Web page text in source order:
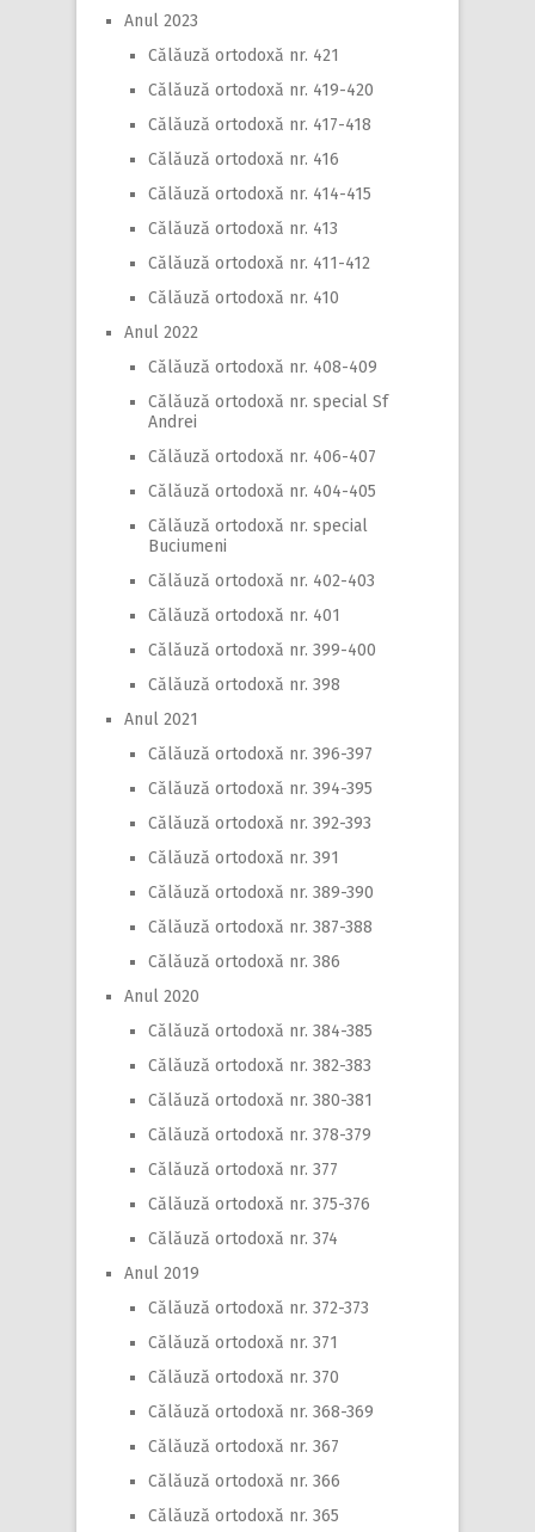
Anul 2023
Călăuză ortodoxă nr. 421
Călăuză ortodoxă nr. 419-420
Călăuză ortodoxă nr. 417-418
Călăuză ortodoxă nr. 416
Călăuză ortodoxă nr. 414-415
Călăuză ortodoxă nr. 413
Călăuză ortodoxă nr. 411-412
Călăuză ortodoxă nr. 410
Anul 2022
Călăuză ortodoxă nr. 408-409
Călăuză ortodoxă nr. special Sf
Andrei
Călăuză ortodoxă nr. 406-407
Călăuză ortodoxă nr. 404-405
Călăuză ortodoxă nr. special
Buciumeni
Călăuză ortodoxă nr. 402-403
Călăuză ortodoxă nr. 401
Călăuză ortodoxă nr. 399-400
Călăuză ortodoxă nr. 398
Anul 2021
Călăuză ortodoxă nr. 396-397
Călăuză ortodoxă nr. 394-395
Călăuză ortodoxă nr. 392-393
Călăuză ortodoxă nr. 391
Călăuză ortodoxă nr. 389-390
Călăuză ortodoxă nr. 387-388
Călăuză ortodoxă nr. 386
Anul 2020
Călăuză ortodoxă nr. 384-385
Călăuză ortodoxă nr. 382-383
Călăuză ortodoxă nr. 380-381
Călăuză ortodoxă nr. 378-379
Călăuză ortodoxă nr. 377
Călăuză ortodoxă nr. 375-376
Călăuză ortodoxă nr. 374
Anul 2019
Călăuză ortodoxă nr. 372-373
Călăuză ortodoxă nr. 371
Călăuză ortodoxă nr. 370
Călăuză ortodoxă nr. 368-369
Călăuză ortodoxă nr. 367
Călăuză ortodoxă nr. 366
Călăuză ortodoxă nr. 365